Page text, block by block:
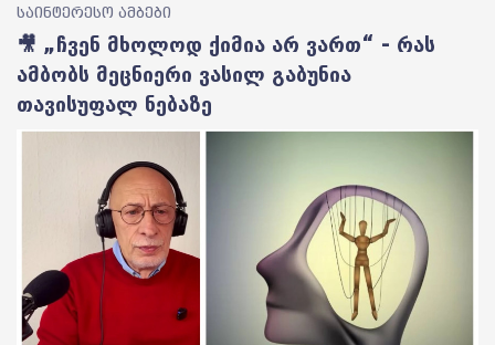
საინტერესო ამბები
🎥 „ჩვენ მხოლოდ ქიმია არ ვართ“ - რას
ამბობს მეცნიერი ვასილ გაბუნია
თავისუფალ ნებაზე